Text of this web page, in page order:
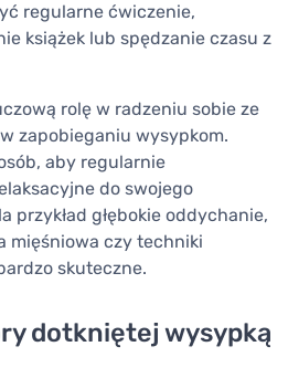
regularne ćwiczenie,
książek lub spędzanie czasu z
rolę w radzeniu sobie ze
zapobieganiu wysypkom.
aby regularnie
do swojego
przykład głębokie oddychanie,
mięśniowa czy techniki
skuteczne.
dotkniętej wysypką